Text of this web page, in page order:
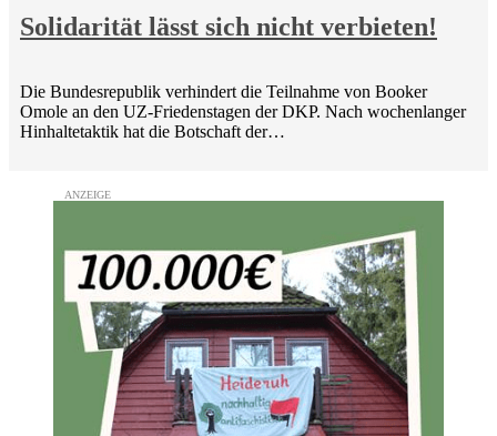
Solidarität lässt sich nicht verbieten!
Die Bundesrepublik verhindert die Teilnahme von Booker
Omole an den UZ-Friedenstagen der DKP. Nach wochenlanger
Hinhaltetaktik hat die Botschaft der…